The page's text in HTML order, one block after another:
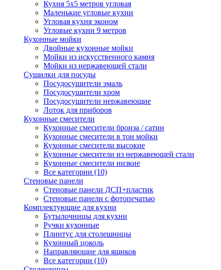
Кухня 5х5 метров угловая
Маленькие угловые кухни
Угловая кухня эконом
Угловые кухни 9 метров
Кухонные мойки
Двойные кухонные мойки
Мойки из искусственного камня
Мойки из нержавеющей стали
Сушилки для посуды
Посудосушители эмаль
Посудосушители хром
Посудосушители нержавеющие
Лоток для приборов
Кухонные смесители
Кухонные смесители бронза / сатин
Кухонные смесители в тон мойки
Кухонные смесители высокие
Кухонные смесители из нержавеющей стали
Кухонные смесители низкие
Все категории (10)
Стеновые панели
Стеновые панели ДСП+пластик
Стеновые панели с фотопечатью
Комплектующие для кухни
Бутылочницы для кухни
Ручки кухонные
Плинтус для столешницы
Кухонный цоколь
Направляющие для ящиков
Все категории (10)